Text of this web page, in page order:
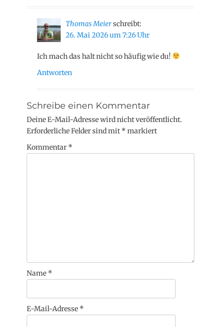
Thomas Meierschreibt:
26. Mai 2026 um 7:26 Uhr
Ich mach das halt nicht so häufig wie du!
Antworten
Schreibe einen Kommentar
Deine E-Mail-Adresse wird nicht veröffentlicht.
Erforderliche Felder sind mit * markiert
Kommentar *
Name *
E-Mail-Adresse *